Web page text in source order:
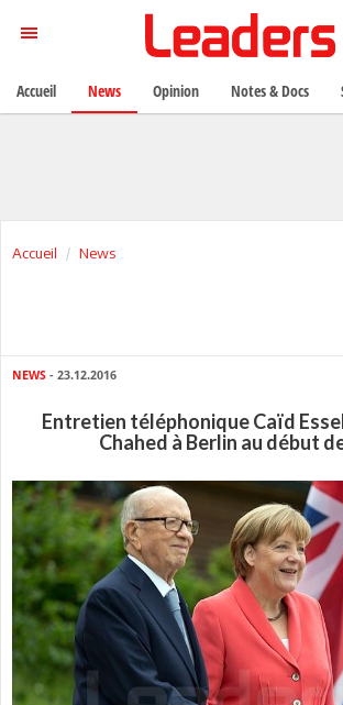
Accueil News
NEWS - 23.12.2016
Entretien téléphonique Caïd
Chahed à Berlin au début
Accueil News Opinion Notes & Docs